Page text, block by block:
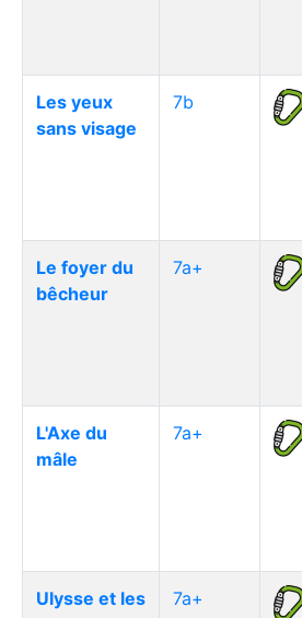
Les yeux
sans visage
7b
Le foyer du
bêcheur
7a+
L'Axe du
mâle
7a+
Ulysse et les
7a+